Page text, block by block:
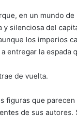
en un mundo
silenciosa del
los imperios
entregar la espada
de vuelta.
figuras que
de sus